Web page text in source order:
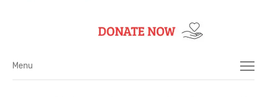
Menu
Menu